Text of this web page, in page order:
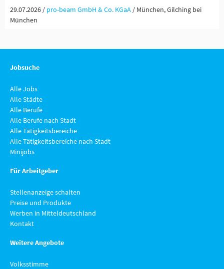
29.07.2026 / pro-beam GmbH & Co. KGaA / München, Gilching bei
München
Jobsuche
Alle Jobs
Alle Städte
Alle Berufe
Alle Berufe nach Stadt
Alle Tätigkeitsbereiche
Alle Tätigkeitsbereiche nach Stadt
Minijobs
Für Arbeitgeber
Stellenanzeige schalten
Preise und Produkte
Werben in Mitteldeutschland
Kontakt
Weitere Angebote
Volksstimme